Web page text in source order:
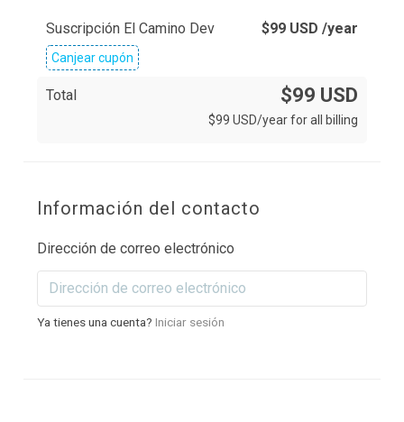
Suscripción El Camino Dev $99 USD /year
Canjear cupón
Total $99 USD
$99 USD/year for all billing
Información del contacto
Dirección de correo electrónico
Ya tienes una cuenta? Iniciar sesión